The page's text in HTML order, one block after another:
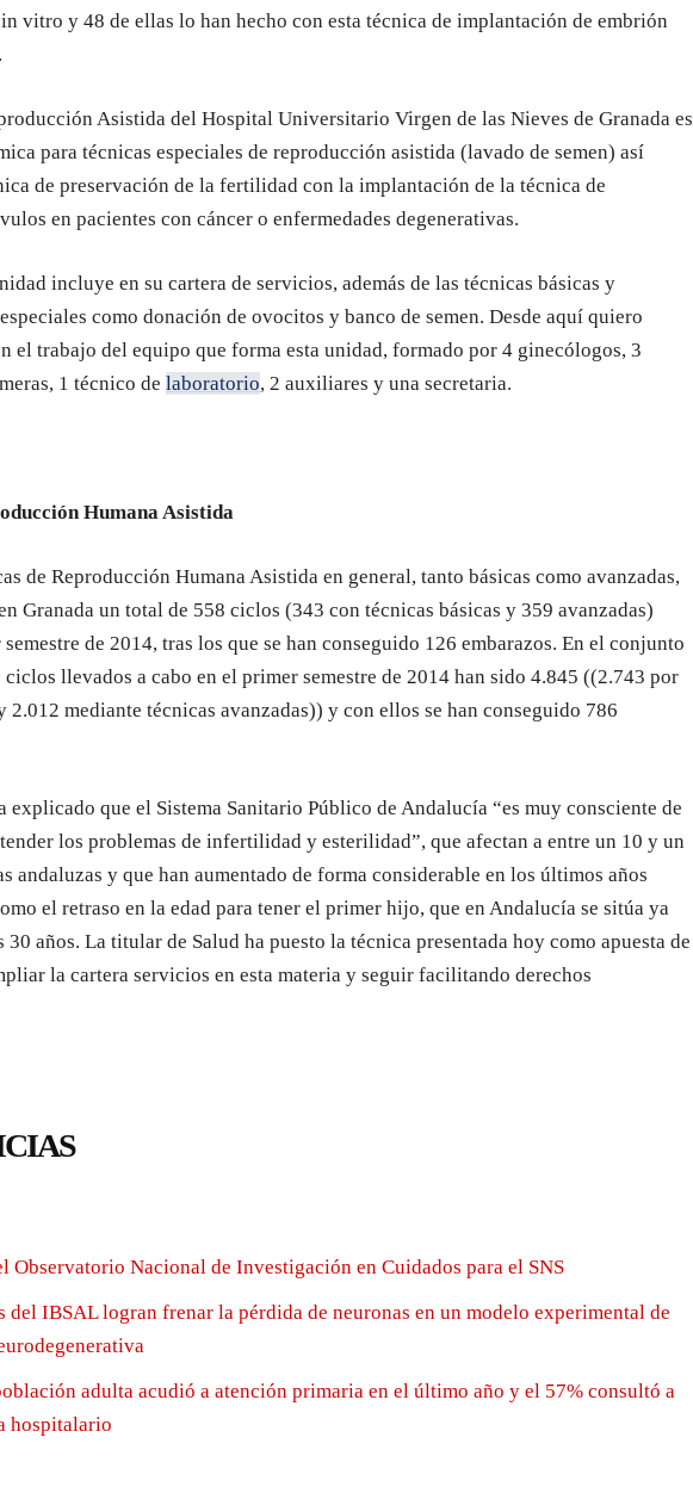
vitro y 48 de ellas lo han hecho con esta técnica de implantación de embrión
Asistida del Hospital Universitario Virgen de las Nieves de Granada es
para técnicas especiales de reproducción asistida (lavado de semen) así
de preservación de la fertilidad con la implantación de la técnica de
en pacientes con cáncer o enfermedades degenerativas.
incluye en su cartera de servicios, además de las técnicas básicas y
como donación de ovocitos y banco de semen. Desde aquí quiero
el trabajo del equipo que forma esta unidad, formado por 4 ginecólogos, 3
1 técnico de laboratorio, 2 auxiliares y una secretaria.
Humana Asistida
de Reproducción Humana Asistida en general, tanto básicas como avanzadas,
Granada un total de 558 ciclos (343 con técnicas básicas y 359 avanzadas)
de 2014, tras los que se han conseguido 126 embarazos. En el conjunto
llevados a cabo en el primer semestre de 2014 han sido 4.845 ((2.743 por
2.012 mediante técnicas avanzadas)) y con ellos se han conseguido 786
explicado que el Sistema Sanitario Público de Andalucía “es muy consciente de
los problemas de infertilidad y esterilidad”, que afectan a entre un 10 y un
andaluzas y que han aumentado de forma considerable en los últimos años
el retraso en la edad para tener el primer hijo, que en Andalucía se sitúa ya
30 años. La titular de Salud ha puesto la técnica presentada hoy como apuesta de
la cartera servicios en esta materia y seguir facilitando derechos
Observatorio Nacional de Investigación en Cuidados para el SNS
del IBSAL logran frenar la pérdida de neuronas en un modelo experimental de
adulta acudió a atención primaria en el último año y el 57% consultó a
hospitalario